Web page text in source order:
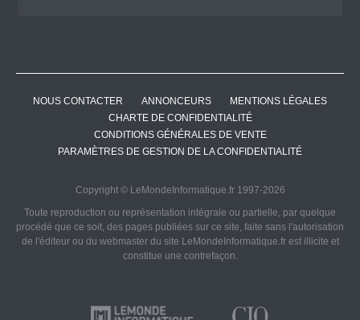
NOUS CONTACTER ANNONCEURS
MENTIONS LÉGALES
CHARTE DE CONFIDENTIALITÉ
CONDITIONS GÉNÉRALES DE VENTE
PARAMÈTRES DE GESTION DE LA CONFIDENTIALITÉ
Copyright © LeMondeInformatique.fr 1997-2026
Toute reproduction ou représentation intégrale ou partielle, par quelque
procédé que ce soit, des pages publiées sur ce site, faite sans l'autorisation
de l'éditeur ou du webmaster du site LeMondeInformatique.fr est illicite et
constitue une contrefaçon.